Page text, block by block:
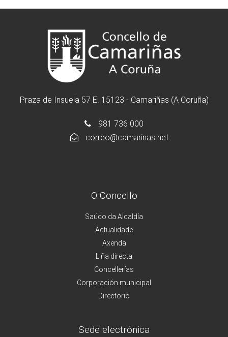
Praza de Insuela 57 E. 15123 - Camariñas (A Coruña)
981 736 000
correo@camarinas.net
O Concello
Saúdo da Alcaldía
Actualidade
Axenda
Liña directa
Concellerías
Corporación municipal
Directorio
Sede electrónica